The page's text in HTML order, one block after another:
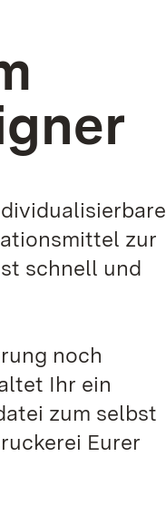
zur
schnell und
noch
Ihr ein
zum selbst
Eurer